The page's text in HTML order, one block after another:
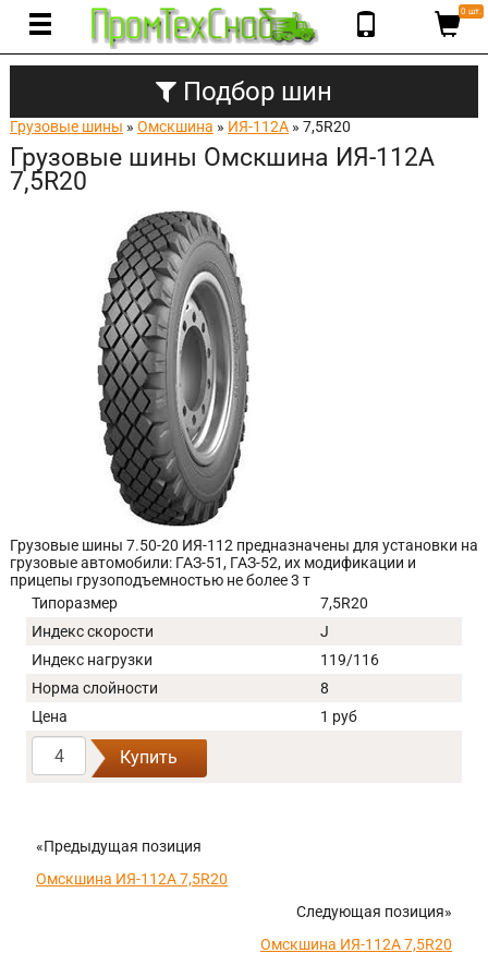
0 шт.
Подбор шин
Грузовые шины » Омскшина » ИЯ-112А » 7,5R20
Грузовые шины Омскшина ИЯ-112А
7,5R20
Грузовые шины 7.50-20 ИЯ-112 предназначены для установки на
грузовые автомобили: ГАЗ-51, ГАЗ-52, их модификации и
прицепы грузоподъемностью не более 3 т
Типоразмер
7,5R20
Индекс скорости
J
Индекс нагрузки
119/116
Норма слойности
8
Цена
1 руб
Купить
«Предыдущая позиция
Омскшина ИЯ-112А 7,5R20
Следующая позиция»
Омскшина ИЯ-112А 7,5R20